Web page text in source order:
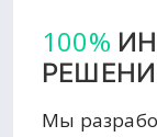
100%
Мы